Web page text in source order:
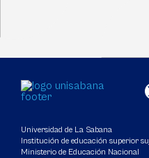
Universidad de La Sabana
Institución de educación superior
Ministerio de Educación Nacional